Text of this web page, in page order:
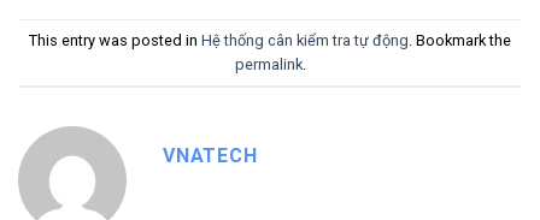
This entry was posted in Hệ thống cân kiểm tra tự động . Bookmark the
permalink.
VNATECH